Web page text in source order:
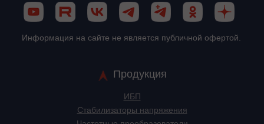
Информация на сайте не является публичной офертой.
Продукция
ИБП
Стабилизаторы напряжения